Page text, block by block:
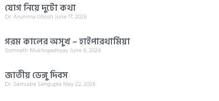
যোগ নিয়ে দুটো কথা
Dr. Arunima Ghosh June 17, 2026
গরম কালের অসুখ – হাইপারথার্মিয়া
Somnath MukhopadhyayJune 8, 2026
জাতীয় ডেঙ্গু দিবস
Dr. Samudra Sengupta May 22, 2026